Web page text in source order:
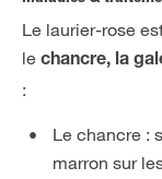
Le laurier-rose
le chancre, la
:
Le chancre :
marron sur